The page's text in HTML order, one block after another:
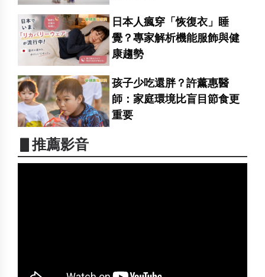
日本人瘋穿「恢復衣」睡
覺？專家解析機能服飾與健
康趨勢
孩子少吃還胖？許薰惠醫
師：家庭環境比盲目節食更
重要
▋推薦影音